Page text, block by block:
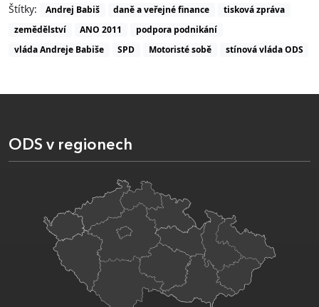
Štítky: Andrej Babiš daně a veřejné finance
tisková zpráva
zemědělství
ANO 2011
podpora podnikání
vláda Andreje Babiše
SPD Motoristé sobě stínová vláda ODS
ODS v regionech